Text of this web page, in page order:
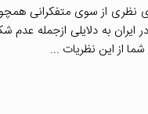
از سوی متفکرانی
به دلایلی ازجمله
از این نظریات ...